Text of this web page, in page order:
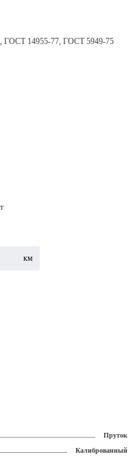
ГОСТ 14955-77, ГОСТ 5949-75
км
Пруток
Калиброванный